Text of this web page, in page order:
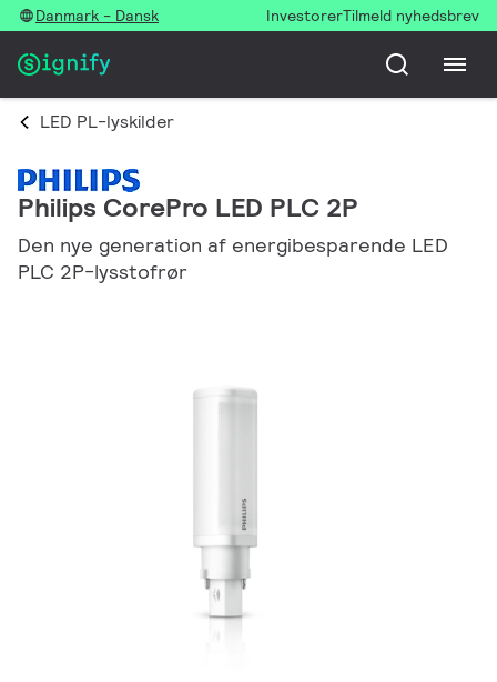
Danmark - Dansk InvestorerTilmeld nyhedsbrev
LED PL-lyskilder
Philips CorePro LED PLC 2P
Den nye generation af energibesparende LED
PLC 2P-lysstofrør